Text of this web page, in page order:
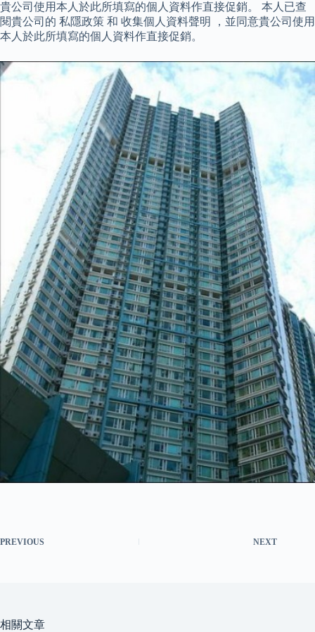
貴公司使用本人於此所填寫的個人資料作直接促銷。 本人已查
閱貴公司的 私隱政策 和 收集個人資料聲明 ，並同意貴公司使用
本人於此所填寫的個人資料作直接促銷。
PREVIOUS NEXT
相關文章